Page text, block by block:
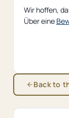
Wir hoffen,
Über eine
Back to